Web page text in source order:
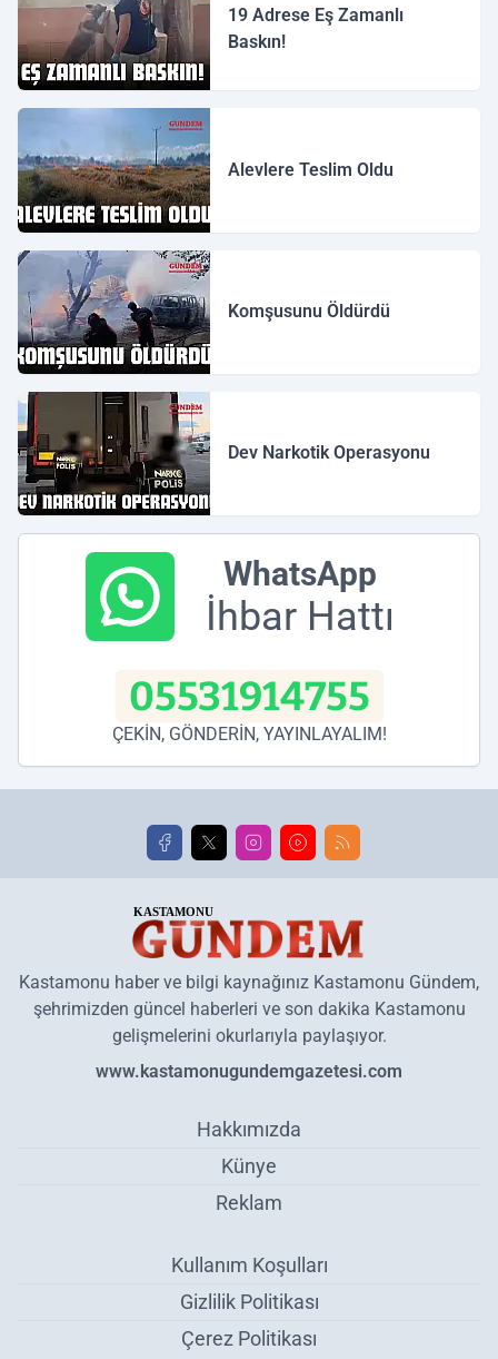
19 Adrese Eş Zamanlı
Baskın!
Alevlere Teslim Oldu
Komşusunu Öldürdü
Dev Narkotik Operasyonu
WhatsApp
İhbar Hattı
05531914755
ÇEKİN, GÖNDERİN, YAYINLAYALIM!
Kastamonu haber ve bilgi kaynağınız Kastamonu Gündem,
şehrimizden güncel haberleri ve son dakika Kastamonu
gelişmelerini okurlarıyla paylaşıyor.
www.kastamonugundemgazetesi.com
Hakkımızda
Künye
Reklam
Kullanım Koşulları
Gizlilik Politikası
Çerez Politikası